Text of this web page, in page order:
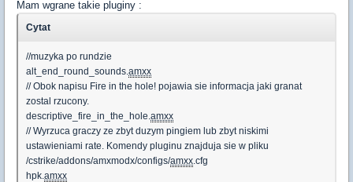
Mam wgrane takie pluginy :
Cytat
//muzyka po rundzie
alt_end_round_sounds.amxx
// Obok napisu Fire in the hole! pojawia sie informacja jaki granat
zostal rzucony.
descriptive_fire_in_the_hole.amxx
// Wyrzuca graczy ze zbyt duzym pingiem lub zbyt niskimi
ustawieniami rate. Komendy pluginu znajduja sie w pliku
/cstrike/addons/amxmodx/configs/amxx.cfg
hpk.amxx